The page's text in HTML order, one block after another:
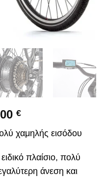
€
χαμηλής εισόδου
ιδικό πλαίσιο, πολύ
άνεση και